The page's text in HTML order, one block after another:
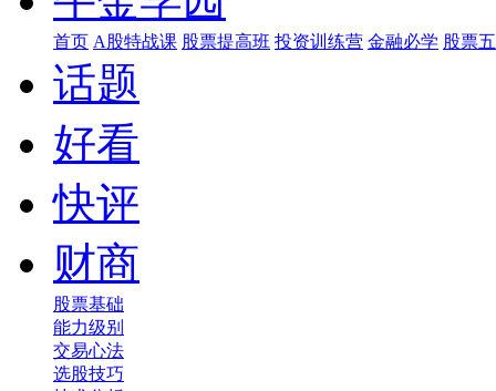
首页 A股特战课 股票提高班 投资训练营 金融必学 股票
话题
好看
快评
财商
股票基础
能力级别
交易心法
选股技巧